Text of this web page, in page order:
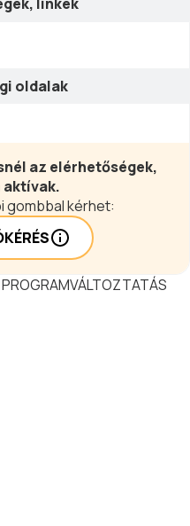
oldalak
az elérhetőségek,
aktívak.
gombbal kérhet: